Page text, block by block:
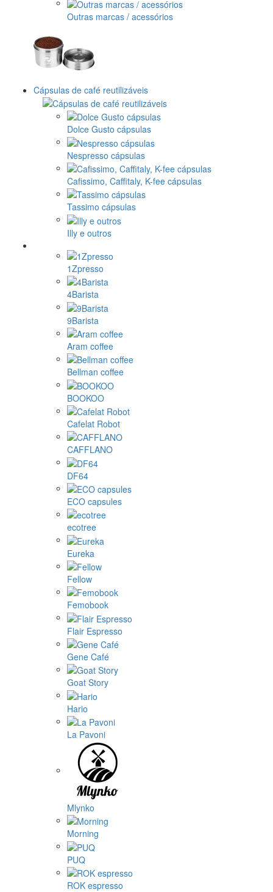
Outras marcas / acessórios
Cápsulas de café reutilizáveis
Dolce Gusto cápsulas
Nespresso cápsulas
Cafissimo, Caffitaly, K-fee cápsulas
Tassimo cápsulas
Illy e outros
1Zpresso
4Barista
9Barista
Aram coffee
Bellman coffee
BOOKOO
Cafelat Robot
CAFFLANO
DF64
ECO capsules
ecotree
Eureka
Fellow
Femobook
Flair Espresso
Gene Café
Goat Story
Hario
La Pavoni
Mlynko
Morning
PUQ
ROK espresso